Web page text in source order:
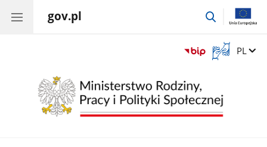
gov.pl
przejdź
Otwórz
okno
języka
migowego
Zmień
PL